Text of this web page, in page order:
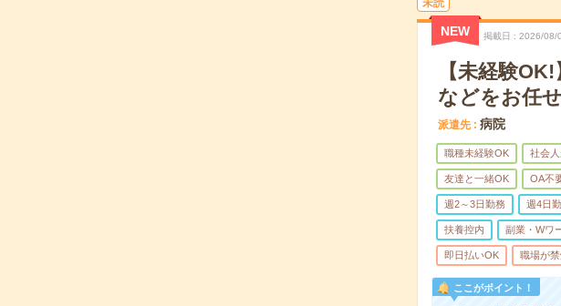
未読
NEW 掲載日 2026/08/
【未経験
などをお任せ
派遣先 病院
職種未経験OK 社会
友達と一緒OK OA不
週2～3日勤務 週4日
扶養控内 副業・Wワ
即日払いOK 職場が
ここがポイント！